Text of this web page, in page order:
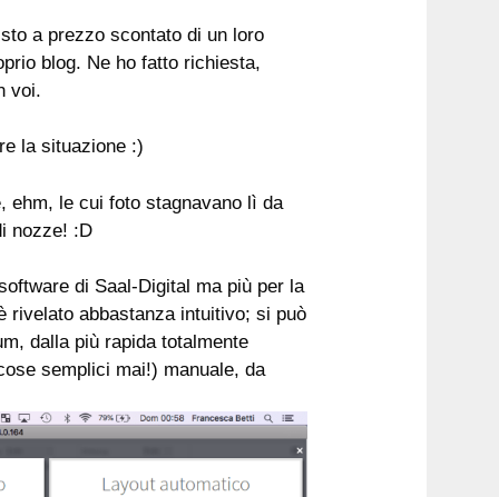
a prezzo scontato di un loro
blog. Ne ho fatto richiesta,
voi.
la situazione :)
ehm, le cui foto stagnavano lì da
nozze! :D
di Saal-Digital ma più per la
abbastanza intuitivo; si può
dalla più rapida totalmente
semplici mai!) manuale, da